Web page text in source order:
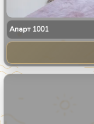
Апарт 1001